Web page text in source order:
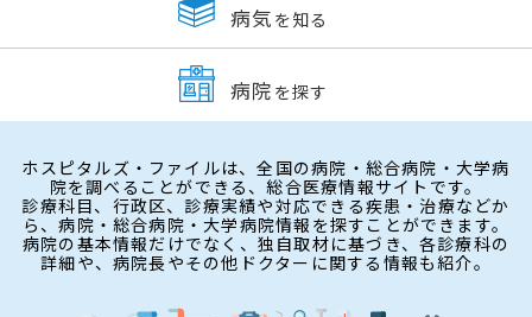
病気 を知る
病院 を探す
ホスピタルズ・ファイルは、全国の病院・総合病院・大学病
院を調べることができる、総合医療情報サイトです。
診療科目、行政区、診療実績や対応できる疾患・治療などか
ら、病院・総合病院・大学病院情報を探すことができます。
病院の基本情報だけでなく、独自取材に基づき、各診療科の
詳細や、病院長やその他ドクターに関する情報も紹介。